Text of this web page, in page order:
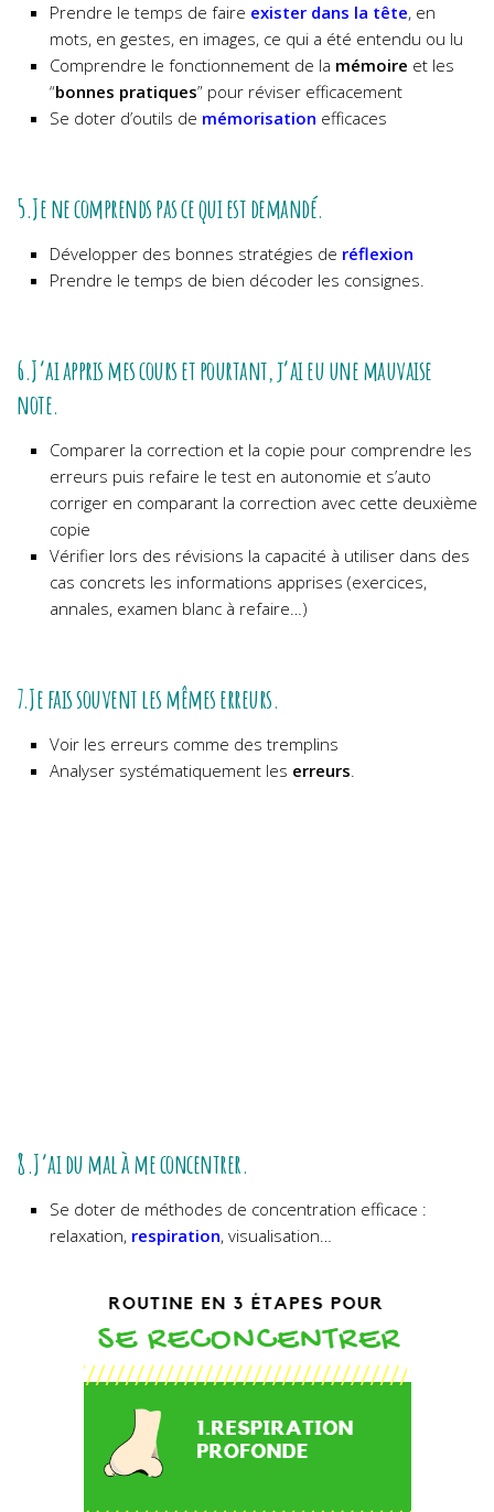
Prendre le temps de faire exister dans la tête, en
mots, en gestes, en images, ce qui a été entendu ou lu
Comprendre le fonctionnement de la mémoire et les
“bonnes pratiques” pour réviser efficacement
Se doter d’outils de mémorisation efficaces
5.Je ne comprends pas ce qui est demandé.
Développer des bonnes stratégies de réflexion
Prendre le temps de bien décoder les consignes.
6.J’ai appris mes cours et pourtant, j’ai eu une mauvaise
note.
Comparer la correction et la copie pour comprendre les
erreurs puis refaire le test en autonomie et s’auto
corriger en comparant la correction avec cette deuxième
copie
Vérifier lors des révisions la capacité à utiliser dans des
cas concrets les informations apprises (exercices,
annales, examen blanc à refaire…)
7.Je fais souvent les mêmes erreurs.
Voir les erreurs comme des tremplins
Analyser systématiquement les erreurs.
8.J’ai du mal à me concentrer.
Se doter de méthodes de concentration efficace :
relaxation, respiration, visualisation…